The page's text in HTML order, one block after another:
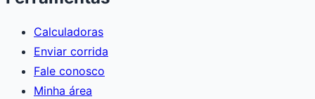
Calculadoras
Enviar corrida
Fale conosco
Minha área